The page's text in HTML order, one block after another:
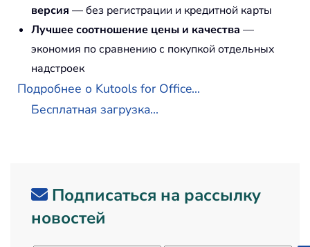
версия — без регистрации и кредитной карты
Лучшее соотношение цены и качества —
экономия по сравнению с покупкой отдельных
надстроек
Подробнее о Kutools for Office...
Бесплатная загрузка...
Подписаться на рассылку
новостей